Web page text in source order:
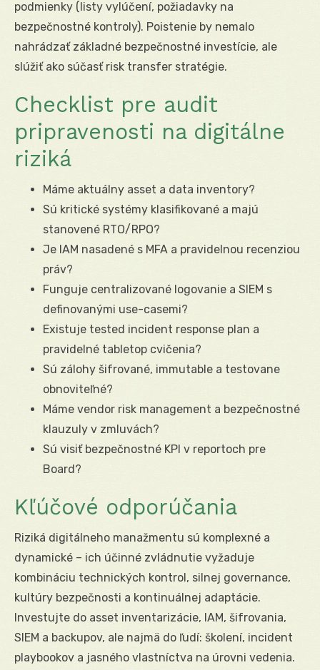
podmienky (listy vylúčení, požiadavky na
bezpečnostné kontroly). Poistenie by nemalo
nahrádzať základné bezpečnostné investície, ale
slúžiť ako súčasť risk transfer stratégie.
Checklist pre audit
pripravenosti na digitálne
riziká
Máme aktuálny asset a data inventory?
Sú kritické systémy klasifikované a majú
stanovené RTO/RPO?
Je IAM nasadené s MFA a pravidelnou recenziou
práv?
Funguje centralizované logovanie a SIEM s
definovanými use-casemi?
Existuje tested incident response plan a
pravidelné tabletop cvičenia?
Sú zálohy šifrované, immutable a testovane
obnoviteľné?
Máme vendor risk management a bezpečnostné
klauzuly v zmluvách?
Sú visiť bezpečnostné KPI v reportoch pre
Board?
Kľúčové odporúčania
Riziká digitálneho manažmentu sú komplexné a
dynamické – ich účinné zvládnutie vyžaduje
kombináciu technických kontrol, silnej governance,
kultúry bezpečnosti a kontinuálnej adaptácie.
Investujte do asset inventarizácie, IAM, šifrovania,
SIEM a backupov, ale najmä do ľudí: školení, incident
playbookov a jasného vlastníctva na úrovni vedenia.